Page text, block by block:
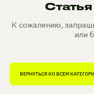
К сожалению,
или
ВЕРНУТЬСЯ КО ВСЕМ